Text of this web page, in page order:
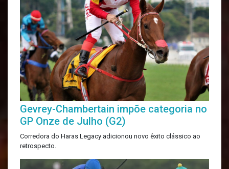
Gevrey-Chambertain impõe categoria no
GP Onze de Julho (G2)
Corredora do Haras Legacy adicionou novo êxito clássico ao
retrospecto.